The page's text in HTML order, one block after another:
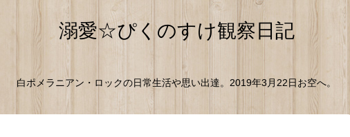
溺愛☆ぴくのすけ観察日記
白ポメラニアン・ロックの日常生活や思い出達。2019年3月22日お空へ。